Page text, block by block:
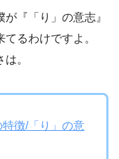
『「り」の意志』
るわけですよ。
。
徴/「り」の意